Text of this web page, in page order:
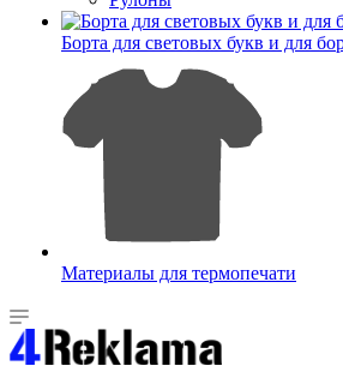
Борта для световых букв и для
Материалы для термопечати